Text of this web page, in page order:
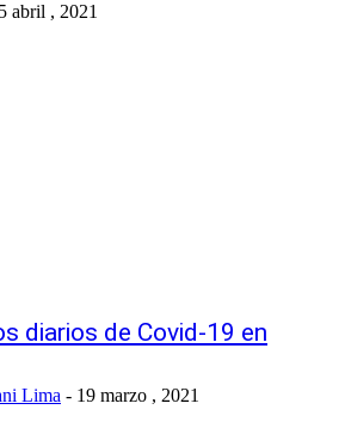
5 abril , 2021
diarios de Covid-19 en
Lima - 19 marzo , 2021